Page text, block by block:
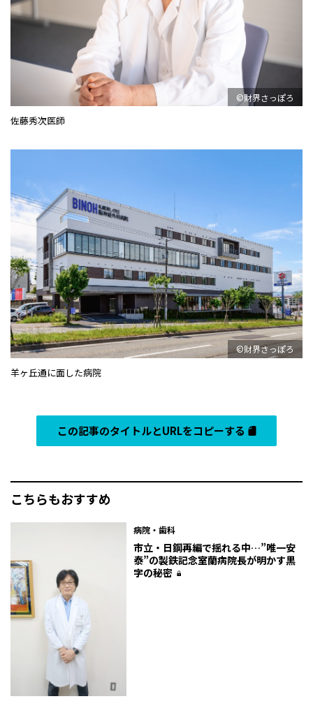
©財界さっぽろ
佐藤秀次医師
©財界さっぽろ
羊ヶ丘通に面した病院
この記事のタイトルとURLをコピーする
こちらもおすすめ
病院・歯科
市立・日鋼再編で揺れる中…”唯一安
泰”の製鉄記念室蘭病院長が明かす黒
字の秘密